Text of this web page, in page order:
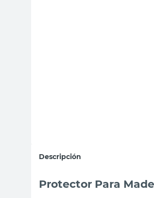
Descripción
Protector Para